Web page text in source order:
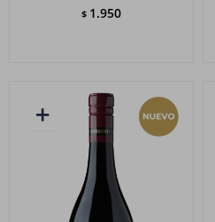
$ 1.950